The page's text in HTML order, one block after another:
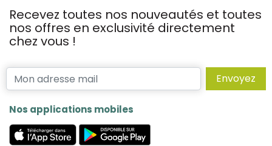
Recevez toutes nos nouveautés et toutes
nos offres en exclusivité directement
chez vous !
Envoyez
Nos applications mobiles